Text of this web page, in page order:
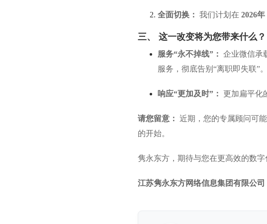
全面切换： 我们计划在 2026年
三、 这一改变将为您带来什么？
服务“永不掉线”： 企业微信承
服务，彻底告别“离职即失联”。
响应“更加及时”： 更加扁平化
请您留意： 近期，您的专属顾问可
的开始。
隽永东方，期待与您在更高效的数字
江苏隽永东方网络信息集团有限公司